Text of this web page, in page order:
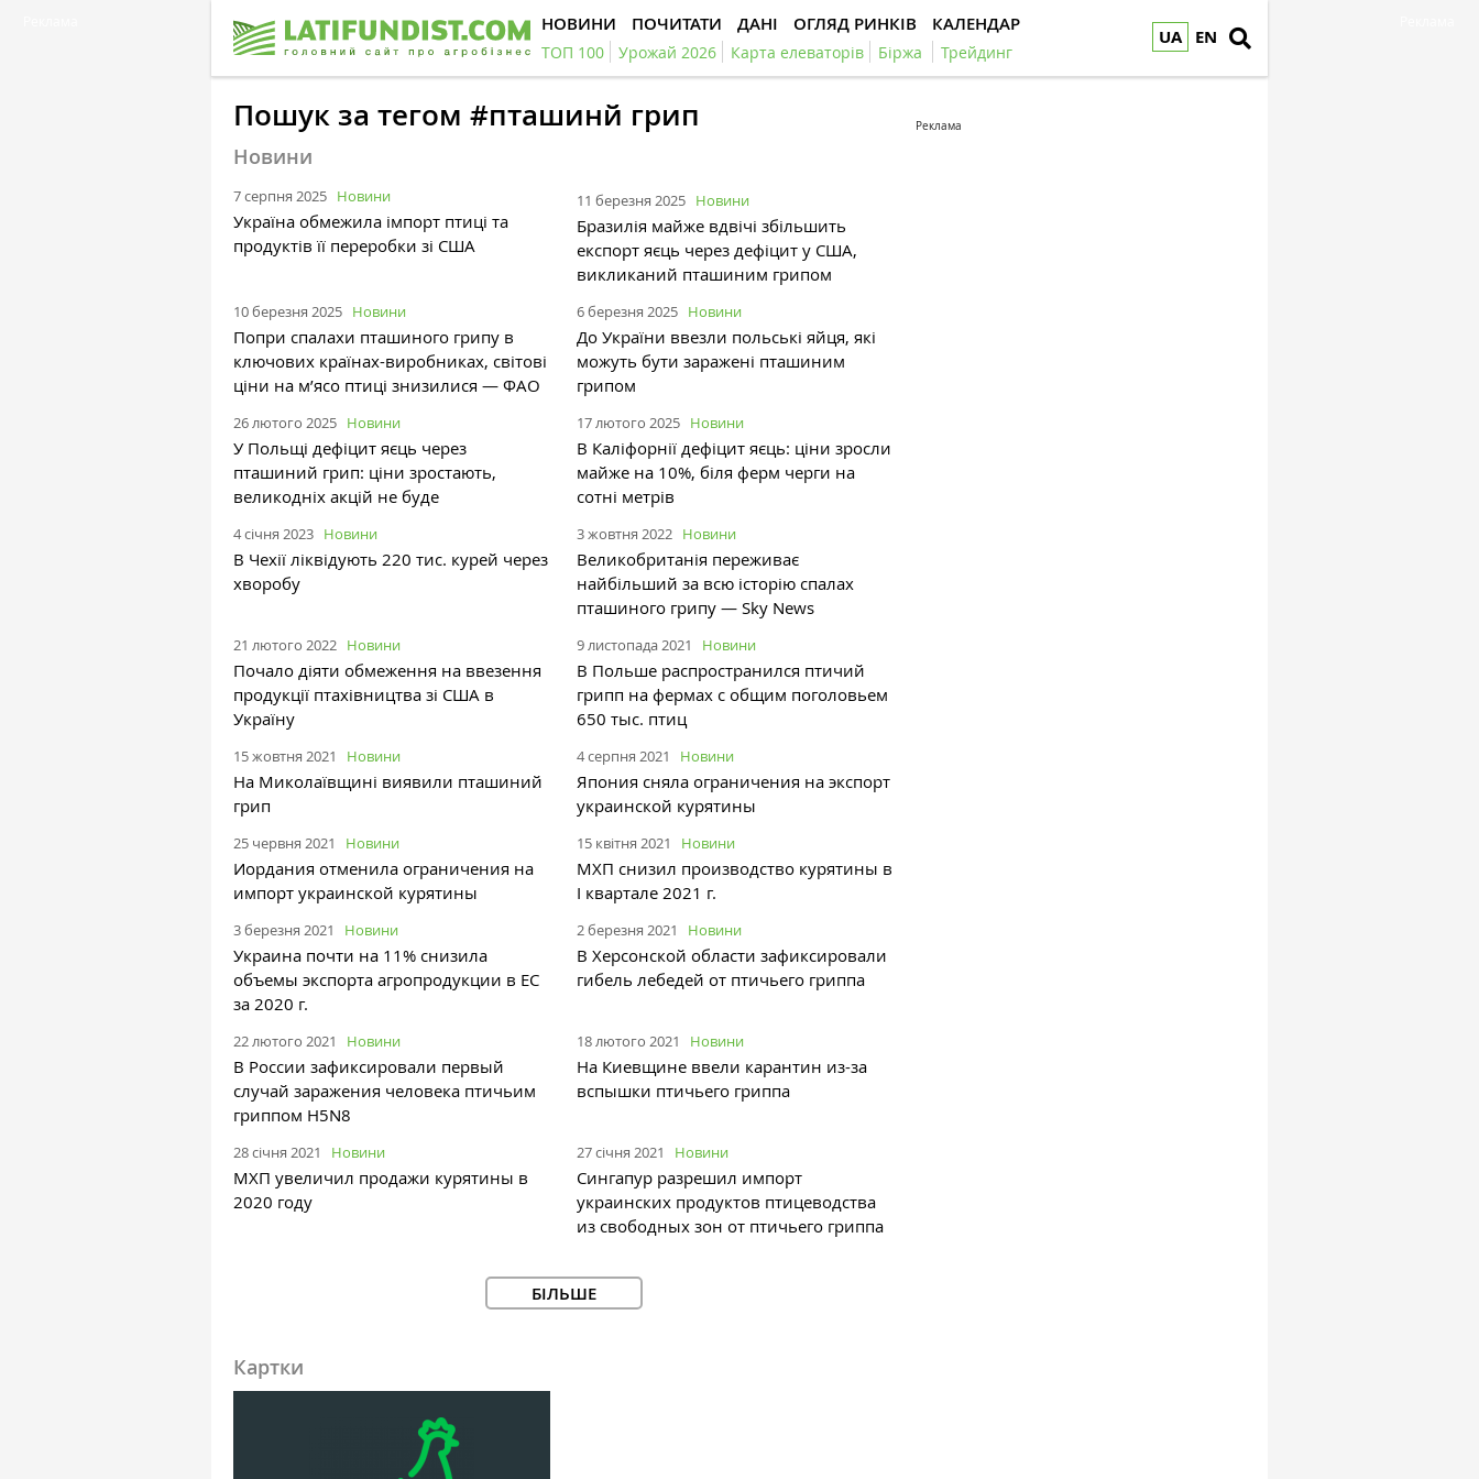
UA EN
НОВИНИ ПОЧИТАТИ ДАНІ ОГЛЯД РИНКІВ КАЛЕНДАР
ТОП 100 Урожай 2026 Карта елеваторів Біржа Трейдинг
Пошук за тегом #пташинй грип
Новини
7 серпня 2025 Новини
Україна обмежила імпорт птиці та
продуктів її переробки зі США
11 березня 2025 Новини
Бразилія майже вдвічі збільшить
експорт яєць через дефіцит у США,
викликаний пташиним грипом
10 березня 2025 Новини
Попри спалахи пташиного грипу в
ключових країнах-виробниках, світові
ціни на м’ясо птиці знизилися — ФАО
6 березня 2025 Новини
До України ввезли польські яйця, які
можуть бути заражені пташиним
грипом
26 лютого 2025 Новини
У Польщі дефіцит яєць через
пташиний грип: ціни зростають,
великодніх акцій не буде
17 лютого 2025 Новини
В Каліфорнії дефіцит яєць: ціни зросли
майже на 10%, біля ферм черги на
сотні метрів
4 січня 2023 Новини
В Чехії ліквідують 220 тис. курей через
хворобу
3 жовтня 2022 Новини
Великобританія переживає
найбільший за всю історію спалах
пташиного грипу — Sky News
21 лютого 2022 Новини
Почало діяти обмеження на ввезення
продукції птахівництва зі США в
Україну
9 листопада 2021 Новини
В Польше распространился птичий
грипп на фермах с общим поголовьем
650 тыс. птиц
15 жовтня 2021 Новини
На Миколаївщині виявили пташиний
грип
4 серпня 2021 Новини
Япония сняла ограничения на экспорт
украинской курятины
25 червня 2021 Новини
Иордания отменила ограничения на
импорт украинской курятины
15 квітня 2021 Новини
МХП снизил производство курятины в
I квартале 2021 г.
3 березня 2021 Новини
Украина почти на 11% снизила
объемы экспорта агропродукции в ЕС
за 2020 г.
2 березня 2021 Новини
В Херсонской области зафиксировали
гибель лебедей от птичьего гриппа
22 лютого 2021 Новини
В России зафиксировали первый
случай заражения человека птичьим
гриппом H5N8
18 лютого 2021 Новини
На Киевщине ввели карантин из-за
вспышки птичьего гриппа
28 січня 2021 Новини
МХП увеличил продажи курятины в
2020 году
27 січня 2021 Новини
Сингапур разрешил импорт
украинских продуктов птицеводства
из свободных зон от птичьего гриппа
БІЛЬШЕ
Картки
Реклама